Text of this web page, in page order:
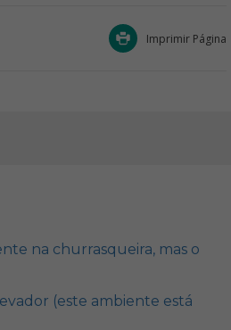
Imprimir Página
na churrasqueira, mas o
(este ambiente está